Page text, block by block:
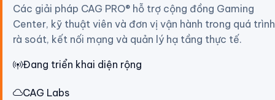
Các giải pháp CAG PRO® hỗ trợ cộng đồng Gaming
Center, kỹ thuật viên và đơn vị vận hành trong quá trình
rà soát, kết nối mạng và quản lý hạ tầng thực tế.
Đang triển khai diện rộng
CAG Labs